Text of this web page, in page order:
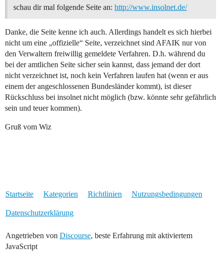
schau dir mal folgende Seite an: http://www.insolnet.de/
Danke, die Seite kenne ich auch. Allerdings handelt es sich hierbei
nicht um eine „offizielle“ Seite, verzeichnet sind AFAIK nur von
den Verwaltern freiwillig gemeldete Verfahren. D.h. während du
bei der amtlichen Seite sicher sein kannst, dass jemand der dort
nicht verzeichnet ist, noch kein Verfahren laufen hat (wenn er aus
einem der angeschlossenen Bundesländer kommt), ist dieser
Rückschluss bei insolnet nicht möglich (bzw. könnte sehr gefährlich
sein und teuer kommen).
Gruß vom Wiz
Startseite Kategorien Richtlinien Nutzungsbedingungen
Datenschutzerklärung
Angetrieben von Discourse, beste Erfahrung mit aktiviertem
JavaScript